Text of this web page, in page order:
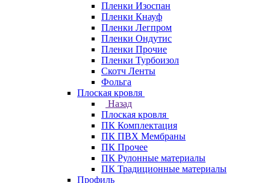
Пленки Изоспан
Пленки Кнауф
Пленки Легпром
Пленки Ондутис
Пленки Прочие
Пленки Турбоизол
Скотч Ленты
Фольга
Плоская кровля
Назад
Плоская кровля
ПК Комплектация
ПК ПВХ Мембраны
ПК Прочее
ПК Рулонные материалы
ПК Традиционные материалы
Профиль